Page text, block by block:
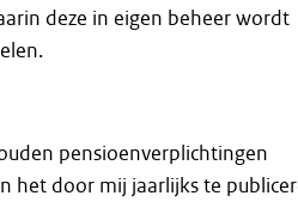
deze in eigen beheer wordt
pensioenverplichtingen
het door mij jaarlijks te